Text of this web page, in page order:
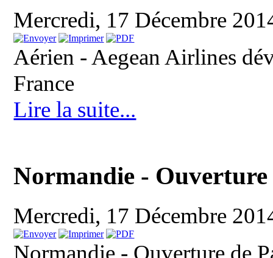
Mercredi, 17 Décembre
Aérien - Aegean Airlines
France
Lire la suite...
Normandie -
Mercredi, 17 Décembre
Normandie - Ouverture de